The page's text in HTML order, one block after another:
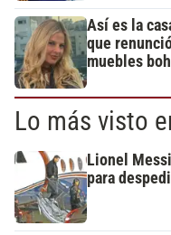
Así es la
que
muebles
Lo más visto
Lionel
para